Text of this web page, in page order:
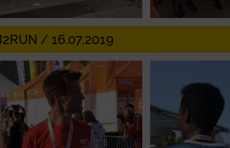
/ 16.07.2019